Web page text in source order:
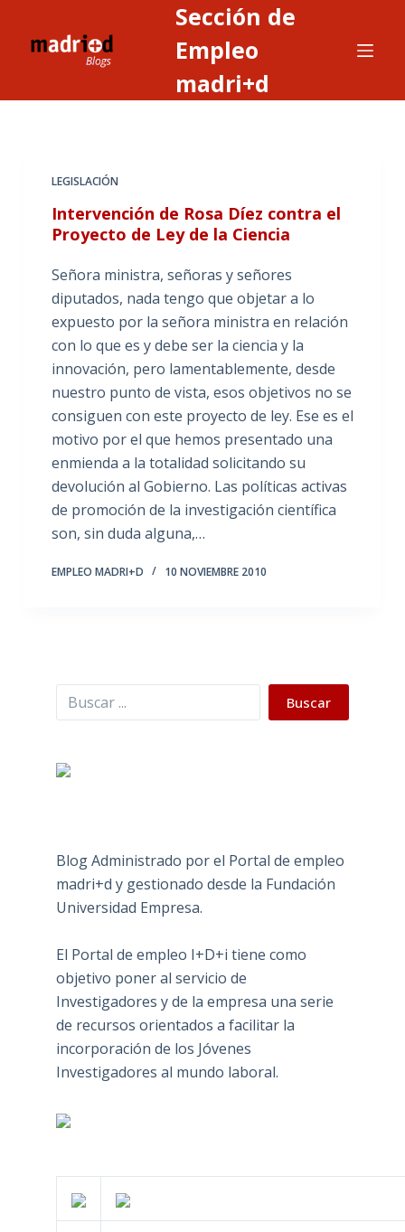
Sección de
Empleo
madri+d
LEGISLACIÓN
Intervención de Rosa Díez contra el
Proyecto de Ley de la Ciencia
Señora ministra, señoras y señores
diputados, nada tengo que objetar a lo
expuesto por la señora ministra en relación
con lo que es y debe ser la ciencia y la
innovación, pero lamentablemente, desde
nuestro punto de vista, esos objetivos no se
consiguen con este proyecto de ley. Ese es el
motivo por el que hemos presentado una
enmienda a la totalidad solicitando su
devolución al Gobierno. Las políticas activas
de promoción de la investigación científica
son, sin duda alguna,…
EMPLEO MADRI+D 10 NOVIEMBRE 2010
Buscar Buscar
Blog Administrado por el Portal de empleo
madri+d y gestionado desde la Fundación
Universidad Empresa.
El Portal de empleo I+D+i tiene como
objetivo poner al servicio de
Investigadores y de la empresa una serie
de recursos orientados a facilitar la
incorporación de los Jóvenes
Investigadores al mundo laboral.